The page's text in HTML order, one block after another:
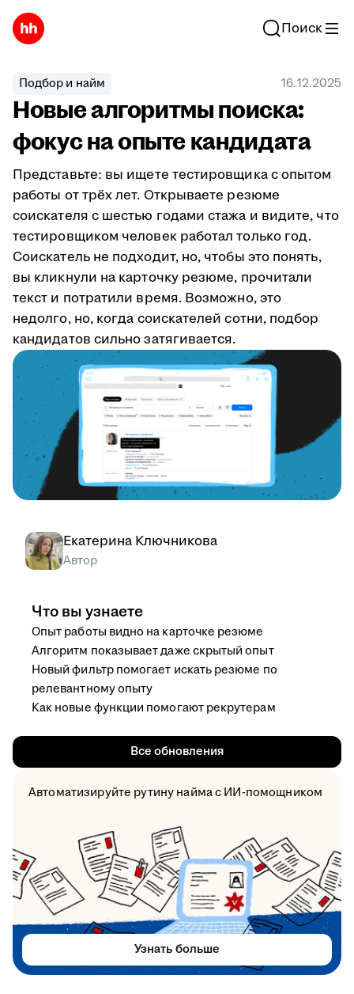
Поиск
Подбор и найм 16.12.2025
Новые алгоритмы поиска:
фокус на опыте кандидата
Представьте: вы ищете тестировщика с опытом
работы от трёх лет. Открываете резюме
соискателя с шестью годами стажа и видите, что
тестировщиком человек работал только год.
Соискатель не подходит, но, чтобы это понять,
вы кликнули на карточку резюме, прочитали
текст и потратили время. Возможно, это
недолго, но, когда соискателей сотни, подбор
кандидатов сильно затягивается.
Екатерина Ключникова
Автор
Что вы узнаете
Опыт работы видно на карточке резюме
Алгоритм показывает даже скрытый опыт
Новый фильтр помогает искать резюме по
релевантному опыту
Как новые функции помогают рекрутерам
Все обновления
Автоматизируйте рутину найма с ИИ-помощником
Узнать больше